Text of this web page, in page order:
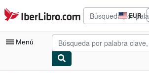
Pasar al contenido principal
IberLibro.com EUR
de
compra
del
Menú